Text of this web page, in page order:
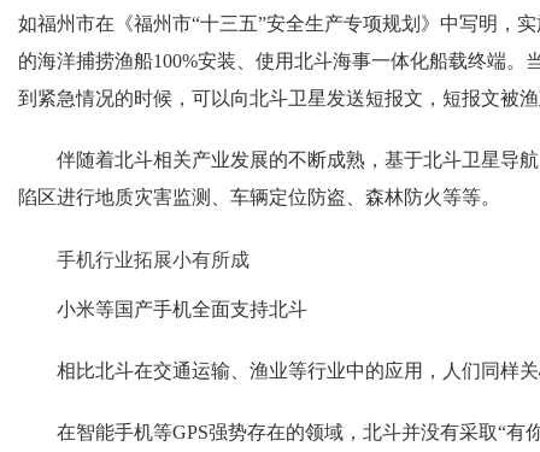
如福州市在《福州市“十三五”安全生产专项规划》中写明，
的海洋捕捞渔船100%安装、使用北斗海事一体化船载终端
到紧急情况的时候，可以向北斗卫星发送短报文，短报文被
伴随着北斗相关产业发展的不断成熟，基于北斗卫星导航
陷区进行地质灾害监测、车辆定位防盗、森林防火等等。
手机行业拓展小有所成
小米等国产手机全面支持北斗
相比北斗在交通运输、渔业等行业中的应用，人们同样关
在智能手机等GPS强势存在的领域，北斗并没有采取“有